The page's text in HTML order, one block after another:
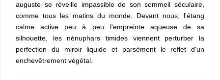
auguste se réveille impassible de son sommeil séculaire,
comme tous les matins du monde. Devant nous, l'étang
calme active peu à peu l'empreinte aqueuse de sa
silhouette, les nénuphars timides viennent perturber la
perfection du miroir liquide et parsèment le reflet d'un
enchevêtrement végétal.